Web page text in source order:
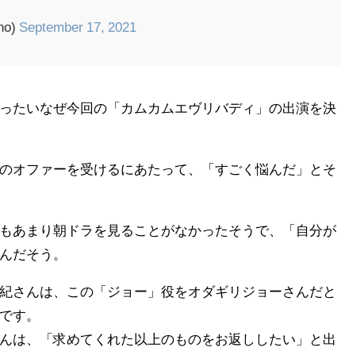
September 17, 2021
たいなぜ今回の「カムカムエヴリバディ」の出演を決
オファーを受けるにあたって、「すごく悩んだ」とそ
あまり朝ドラを見ることがなかったそうで、「自分が
だそう。
さんは、この「ジョー」役をオダギリジョーさんだと
す。
は、「求めてくれた以上のものをお返ししたい」と出